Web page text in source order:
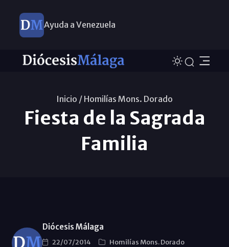
Ayuda a Venezuela
Inicio / Homilías Mons. Dorado
Fiesta de la Sagrada
Familia
Diócesis Málaga
22/07/2014
Homilías Mons. Dorado